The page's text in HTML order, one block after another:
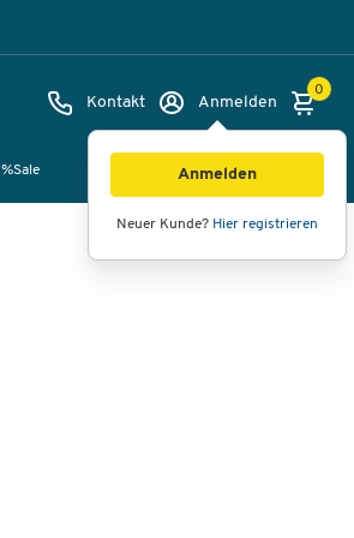
Kontakt Anmelden
Anmelden
Neuer Kunde? Hier registrieren
0
%Sale
360°-Ansicht